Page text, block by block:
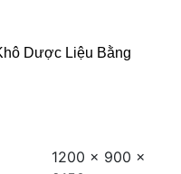
Dược Liệu Bằng
1200 x 900 x